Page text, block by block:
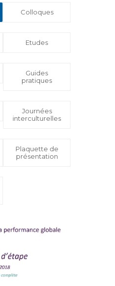
Colloques
Etudes
Guides
pratiques
Journées
interculturelles
Plaquette de
présentation